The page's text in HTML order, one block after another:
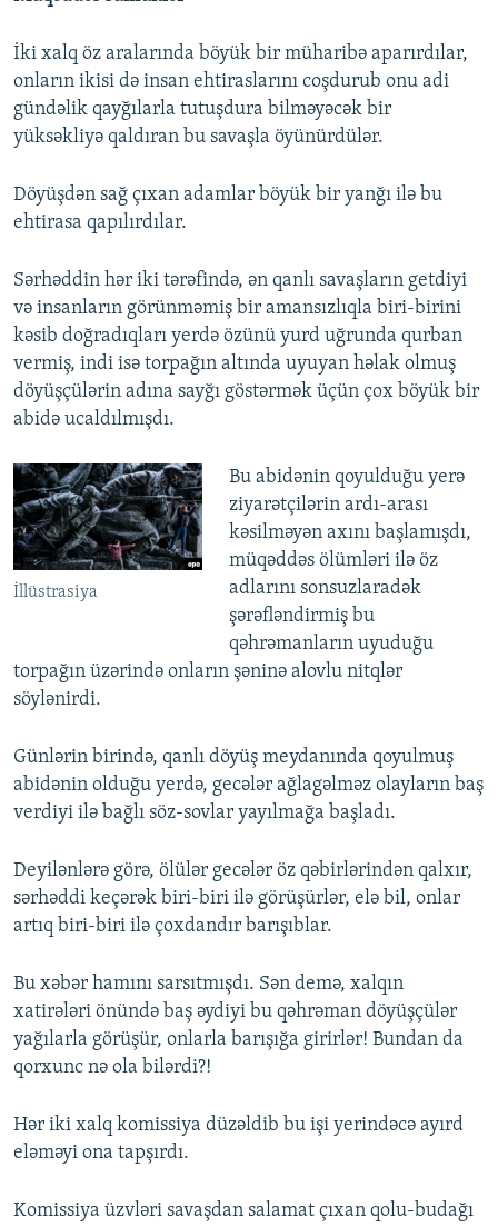
İki xalq öz aralarında böyük bir müharibə aparırdılar,
onların ikisi də insan ehtiraslarını coşdurub onu adi
gündəlik qayğılarla tutuşdura bilməyəcək bir
yüksəkliyə qaldıran bu savaşla öyünürdülər.
Döyüşdən sağ çıxan adamlar böyük bir yanğı ilə bu
ehtirasa qapılırdılar.
Sərhəddin hər iki tərəfində, ən qanlı savaşların getdiyi
və insanların görünməmiş bir amansızlıqla biri-birini
kəsib doğradıqları yerdə özünü yurd uğrunda qurban
vermiş, indi isə torpağın altında uyuyan həlak olmuş
döyüşçülərin adına sayğı göstərmək üçün çox böyük bir
abidə ucaldılmışdı.
İllüstrasiya
Bu abidənin qoyulduğu yerə
ziyarətçilərin ardı-arası
kəsilməyən axını başlamışdı,
müqəddəs ölümləri ilə öz
adlarını sonsuzlaradək
şərəfləndirmiş bu
qəhrəmanların uyuduğu
torpağın üzərində onların şəninə alovlu nitqlər
söylənirdi.
Günlərin birində, qanlı döyüş meydanında qoyulmuş
abidənin olduğu yerdə, gecələr ağlagəlməz olayların baş
verdiyi ilə bağlı söz-sovlar yayılmağa başladı.
Deyilənlərə görə, ölülər gecələr öz qəbirlərindən qalxır,
sərhəddi keçərək biri-biri ilə görüşürlər, elə bil, onlar
artıq biri-biri ilə çoxdandır barışıblar.
Bu xəbər hamını sarsıtmışdı. Sən demə, xalqın
xatirələri önündə baş əydiyi bu qəhrəman döyüşçülər
yağılarla görüşür, onlarla barışığa girirlər! Bundan da
qorxunc nə ola bilərdi?!
Hər iki xalq komissiya düzəldib bu işi yerindəcə ayırd
eləməyi ona tapşırdı.
Komissiya üzvləri savaşdan salamat çıxan qolu-budağı